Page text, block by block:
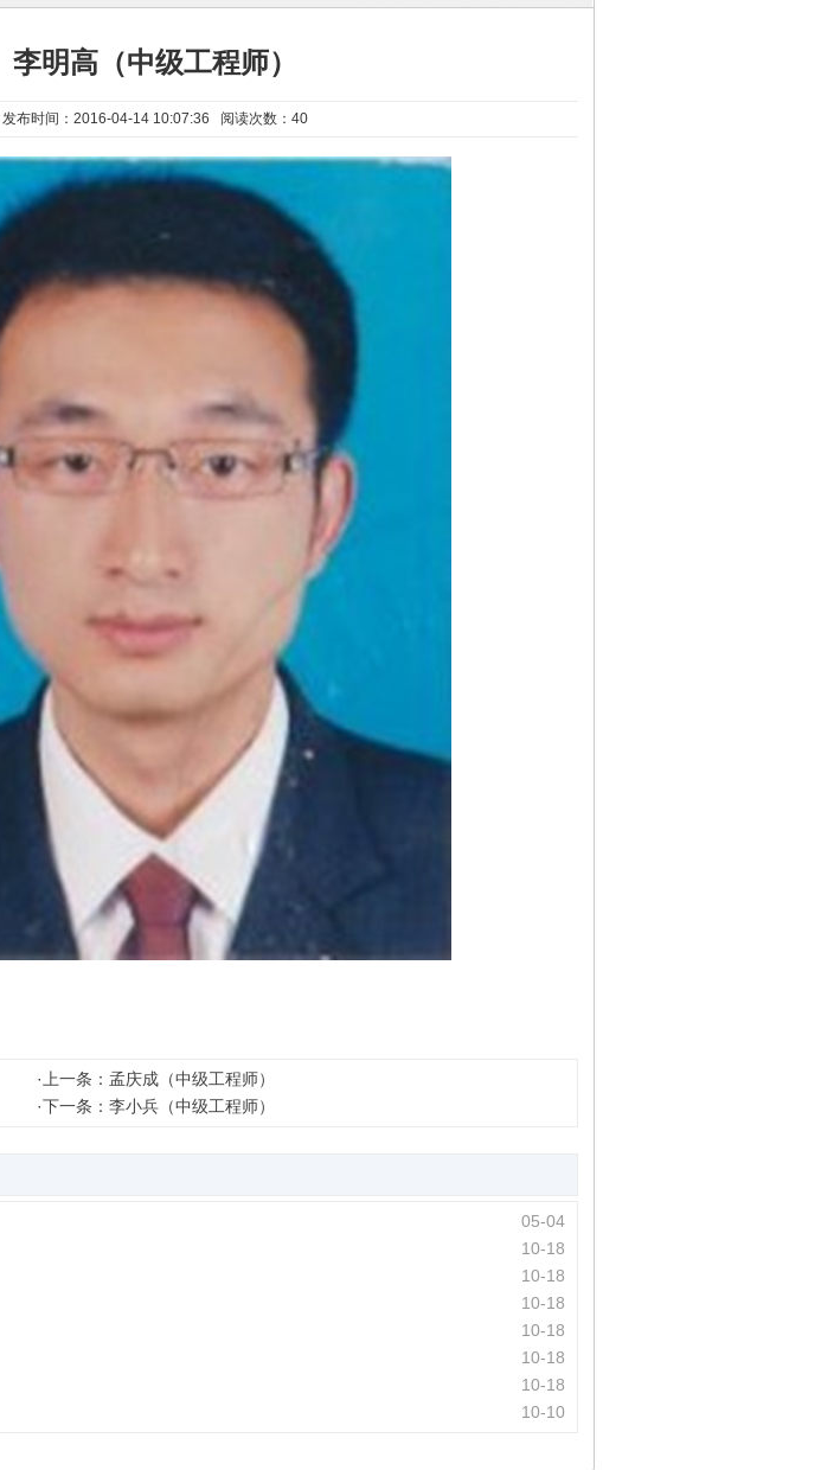
李明高（中级工程师）
发布时间：2016-04-14 10:07:36 阅读次数：40
· 上一条：孟庆成（中级工程师）
·下一条：李小兵（中级工程师）
05-04
10-18
10-18
10-18
10-18
10-18
10-18
10-10